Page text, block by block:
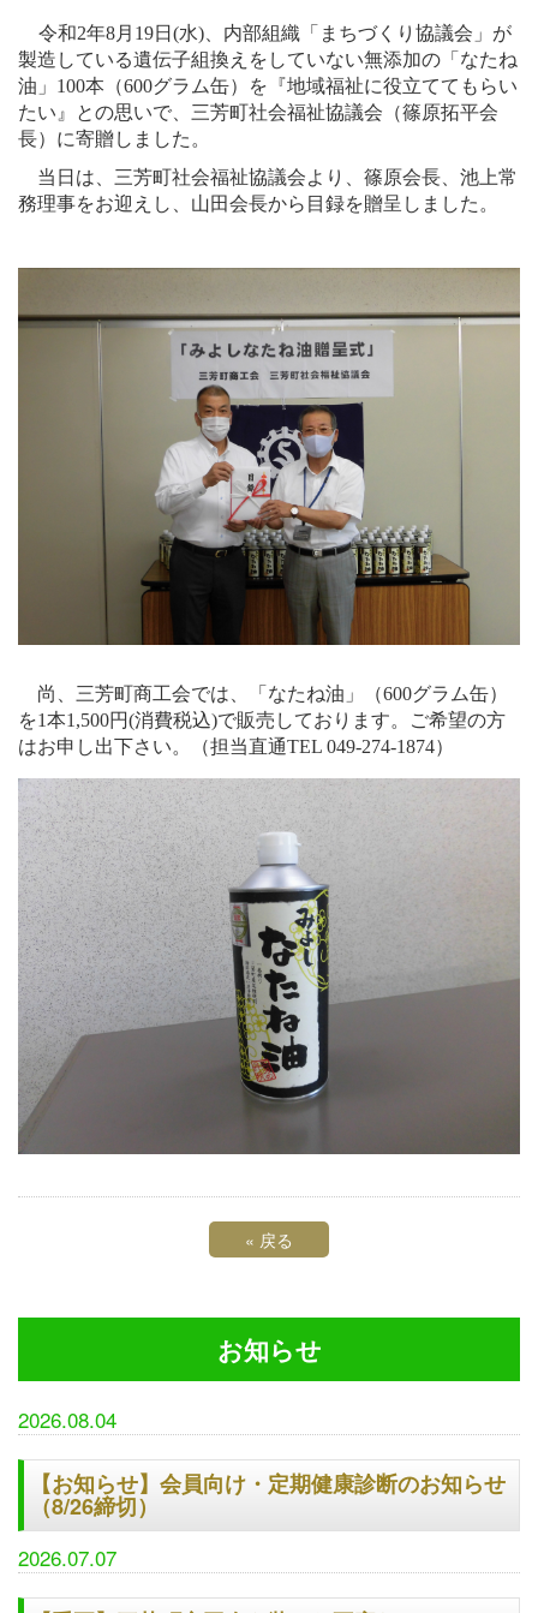
令和2年8月 19日 (水) 、内部組織「まちづくり協議会」が
製造している遺伝子組換えをしていない無添加の「なたね
油」 100本（600グラム缶）を『地域福祉に役立ててもらい
たい』との思いで、三芳町社会福祉協議会（篠原拓平会
長）に寄贈しました。
当日は、三芳町社会福祉協議会より、篠原会長、池上常
務理事をお迎えし、山田会長から目録を贈呈しました。
尚、三芳町商工会では、「なたね油」（600グラム缶）
を1本1,500円(消費税込)で販売しております。ご希望の方
はお申し出下さい。（担当直通TEL 049-274-1874）
« 戻る
お知らせ
2026.08.04
【お知らせ】会員向け・定期健康診断のお知らせ
（8/26締切）
2026.07.07